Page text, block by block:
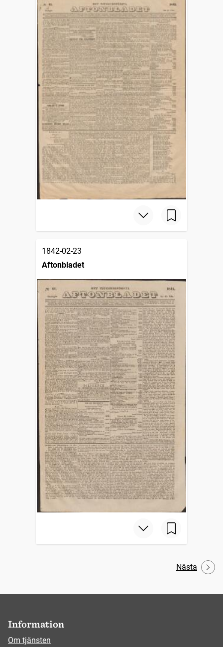
1842-02-23
Aftonbladet
Nästa
Information
Om tjänsten